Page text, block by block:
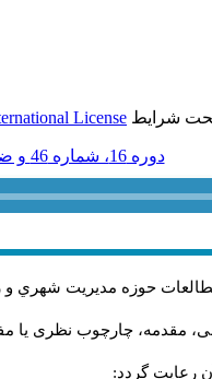
تحت شرایط License
دوره 16، شماره 46 و ضميمه - ( لاتين 1396 )
حوزه مديريت شهري
مقدمه، چارچوب نظری یا
رعايت گردد: